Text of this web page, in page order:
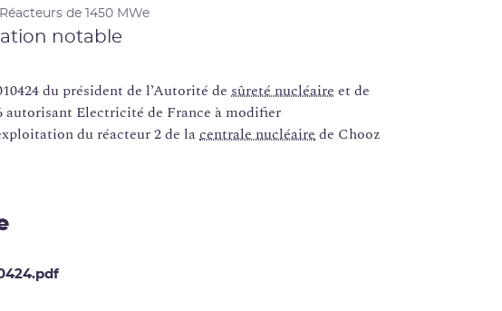
Réacteurs de 1450 MWe
notable
du président de l’Autorité de sûreté nucléaire et de
autorisant Electricité de France à modifier
du réacteur 2 de lacentrale nucléairede Chooz